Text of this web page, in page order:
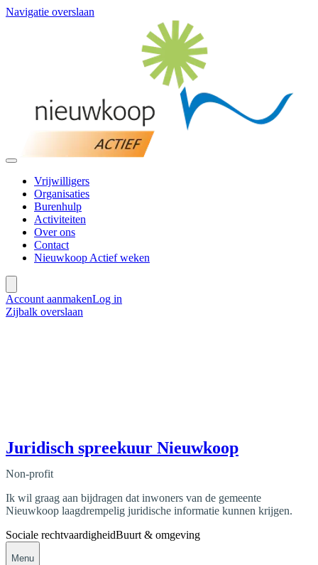
Navigatie overslaan
Vrijwilligers
Organisaties
Burenhulp
Activiteiten
Over ons
Contact
Nieuwkoop Actief weken
Account aanmakenLog in
Zijbalk overslaan
Juridisch spreekuur Nieuwkoop
Non-profit
Ik wil graag aan bijdragen dat inwoners van de gemeente
Nieuwkoop laagdrempelig juridische informatie kunnen krijgen.
Sociale rechtvaardigheidBuurt & omgeving
Menu